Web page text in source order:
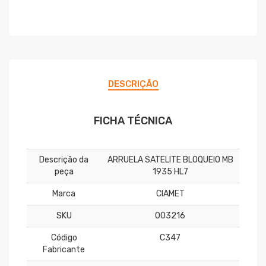
DESCRIÇÃO
FICHA TÉCNICA
Descrição da
peça
ARRUELA SATELITE BLOQUEIO MB
1935 HL7
Marca CIAMET
SKU 003216
Código
Fabricante
C347